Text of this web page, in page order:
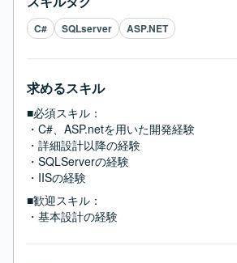
C# SQLserver ASP.NET
求めるスキル
■必須スキル：
・C#、ASP.netを用いた開発経験
・詳細設計以降の経験
・SQLServerの経験
・IISの経験
■歓迎スキル：
・基本設計の経験